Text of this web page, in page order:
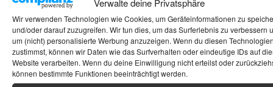
Verwalte deine Privatsphäre
Wir verwenden Technologien wie Cookies, um Geräteinformationen zu
und/oder darauf zuzugreifen. Wir tun dies, um das Surferlebnis zu verbessern
um (nicht) personalisierte Werbung anzuzeigen. Wenn du diesen
zustimmst, können wir Daten wie das Surfverhalten oder eindeutige IDs auf
Website verarbeiten. Wenn du deine Einwilligung nicht erteilst oder
können bestimmte Funktionen beeinträchtigt werden.
RAUMAKUSTIK
Ihr seid wie Süchtige(wie ich). Ihr rennt dem